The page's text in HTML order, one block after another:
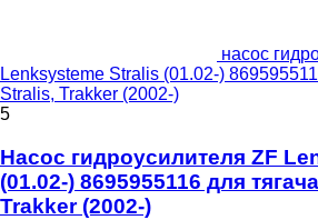
насос
Lenksysteme Stralis (01.02-)
Stralis, Trakker (2002-)
5
Насос гидроусилителя ZF
(01.02-) 8695955116 для
Trakker (2002-)